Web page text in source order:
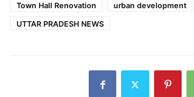
Town Hall Renovation
urban development
UTTAR PRADESH NEWS